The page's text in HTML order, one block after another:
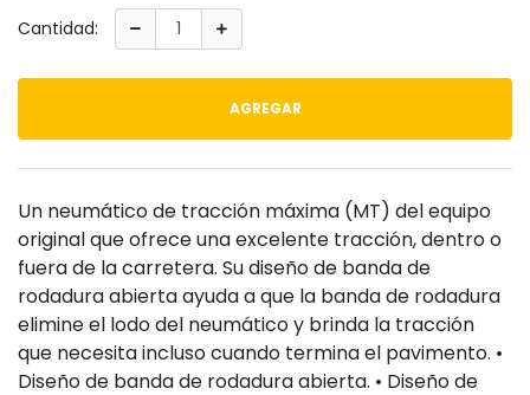
Cantidad:
AGREGAR
Un neumático de tracción máxima (MT) del equipo
original que ofrece una excelente tracción, dentro o
fuera de la carretera. Su diseño de banda de
rodadura abierta ayuda a que la banda de rodadura
elimine el lodo del neumático y brinda la tracción
que necesita incluso cuando termina el pavimento. •
Diseño de banda de rodadura abierta. • Diseño de